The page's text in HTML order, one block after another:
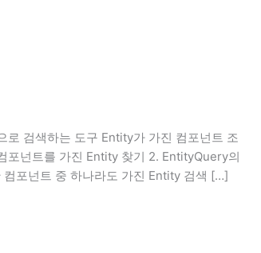
검색하는 도구 Entity가 가진 컴포넌트 조
포넌트를 가진 Entity 찾기 2. EntityQuery의
포넌트 중 하나라도 가진 Entity 검색 […]